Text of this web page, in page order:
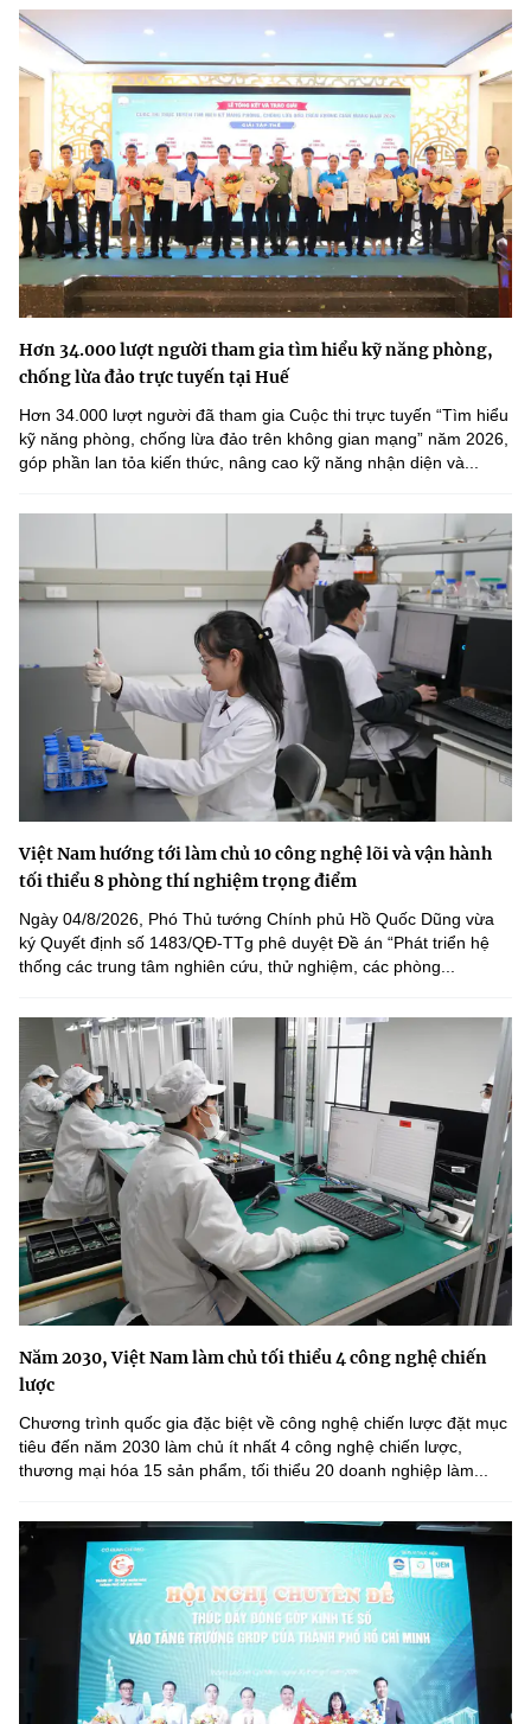
Hơn 34.000 lượt người tham gia tìm hiểu kỹ năng phòng,
chống lừa đảo trực tuyến tại Huế
Hơn 34.000 lượt người đã tham gia Cuộc thi trực tuyến “Tìm hiểu
kỹ năng phòng, chống lừa đảo trên không gian mạng” năm 2026,
góp phần lan tỏa kiến thức, nâng cao kỹ năng nhận diện và...
Việt Nam hướng tới làm chủ 10 công nghệ lõi và vận hành
tối thiểu 8 phòng thí nghiệm trọng điểm
Ngày 04/8/2026, Phó Thủ tướng Chính phủ Hồ Quốc Dũng vừa
ký Quyết định số 1483/QĐ-TTg phê duyệt Đề án “Phát triển hệ
thống các trung tâm nghiên cứu, thử nghiệm, các phòng...
Năm 2030, Việt Nam làm chủ tối thiểu 4 công nghệ chiến
lược
Chương trình quốc gia đặc biệt về công nghệ chiến lược đặt mục
tiêu đến năm 2030 làm chủ ít nhất 4 công nghệ chiến lược,
thương mại hóa 15 sản phẩm, tối thiểu 20 doanh nghiệp làm...